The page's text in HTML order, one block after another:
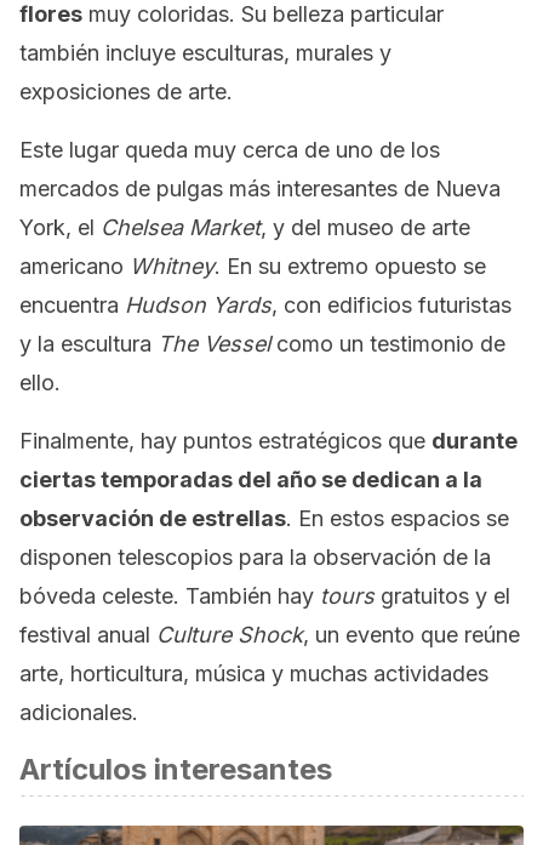
flores muy coloridas. Su belleza particular
también incluye esculturas, murales y
exposiciones de arte.
Este lugar queda muy cerca de uno de los
mercados de pulgas más interesantes de Nueva
York, el Chelsea Market, y del museo de arte
americano Whitney. En su extremo opuesto se
encuentra Hudson Yards, con edificios futuristas
y la escultura The Vesselcomo un testimonio de
ello.
Finalmente, hay puntos estratégicos que durante
ciertas temporadas del año se dedican a la
observación de estrellas. En estos espacios se
disponen telescopios para la observación de la
bóveda celeste. También hay toursgratuitos y el
festival anual Culture Shock, un evento que reúne
arte, horticultura, música y muchas actividades
adicionales.
Artículos interesantes